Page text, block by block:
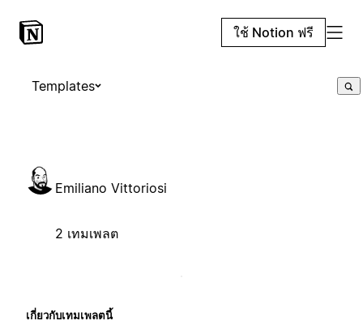
ใช้ Notion ฟรี
Templates
Emiliano Vittoriosi
2 เทมเพลต
เกี่ยวกับเทมเพลตนี้